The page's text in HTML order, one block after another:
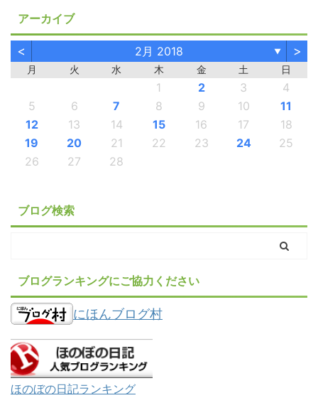
アーカイブ
< 2月 2018 ▼ >
月 火 水 木 金 土 日
1 2 3
4
5
6 7 8 9 10
11
12
13 14 15 16 17
18
19
20 21 22 23 24
25
26
27 28
ブログ検索
ブログランキングにご協力ください
にほんブログ村
ほのぼの日記ランキング